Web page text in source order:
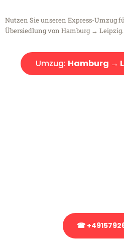
Nutzen Sie unseren Express-Umzug
Übersiedlung von Hamburg → Leipzig.
Umzug: Hamburg →
☎